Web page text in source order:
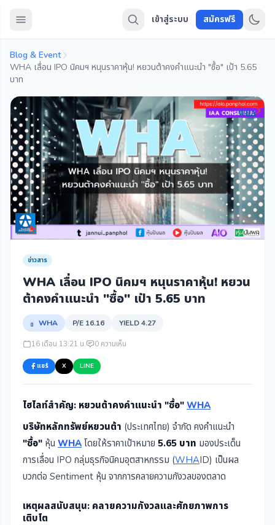
เข้าสู่ระบบ สมัครฟรี
Blog & Event
WHA เลื่อน IPO นิคมฯ หนุนราคาหุ้น! หยวนต้าคงคำแนะนำ "ซื้อ" เป้า 5.65
บาท
ข่าวสาร
WHA เลื่อน IPO นิคมฯ หนุนราคาหุ้น! หยวน
ต้าคงคำแนะนำ "ซื้อ" เป้า 5.65 บาท
WHA P/E 16.16 YIELD 4.27
16 เดือน 13:21 น. 0 ความเห็น
แชร์ X LINE
ไฮไลท์สำคัญ: หยวนต้าคงคำแนะนำ "ซื้อ" WHA
บริษัทหลักทรัพย์หยวนต้า (ประเทศไทย) จำกัด คงคำแนะนำ
"ซื้อ" หุ้น WHA โดยให้ราคาเป้าหมาย 5.65 บาท มองประเด็น
การเลื่อน IPO กลุ่มธุรกิจนิคมอุตสาหกรรม (WHAID) เป็นผล
บวกต่อ Sentiment หุ้น จากการคลายความกังวลของตลาด
เหตุผลสนับสนุน: คลายความกังวลและศักยภาพการ
เติบโต